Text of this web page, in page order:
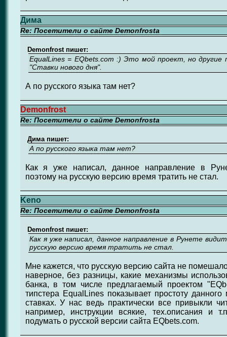
Дима
Re: Посетители о сайте Demonfrosta
Demonfrost пишет:
EqualLines = EQbets.com :) Это мой проект, но другие
"Ставки нового дня".
А по русского языка там нет?
Demonfrost
Re: Посетители о сайте Demonfrosta
Дима пишет:
А по русского языка там нет?
Как я уже написал, данное направление в
поэтому на русскую версию время тратить не стал.
Keno
Re: Посетители о сайте Demonfrosta
Demonfrost пишет:
Как я уже написал, данное направление в Рунете
русскую версию время тратить не стал.
Мне кажется, что русскую версию сайта не
наверное, без разницы, какие механизмы
банка, в том числе предлагаемый проектом
типстера EqualLines показывает простоту
ставках. У нас ведь практически все привыкли
например, инструкции всякие, тех.описания и
подумать о русской версии сайта EQbets.com.